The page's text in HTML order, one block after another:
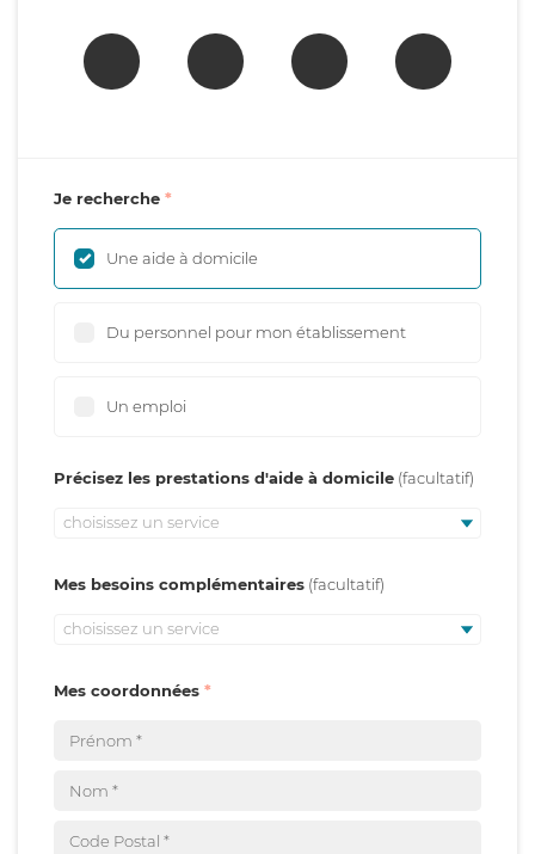
Je recherche
Une aide à domicile
Du personnel pour mon établissement
Un emploi
Précisez les prestations d'aide à domicile
choisissez un service
Mes besoins complémentaires
choisissez un service
Mes coordonnées